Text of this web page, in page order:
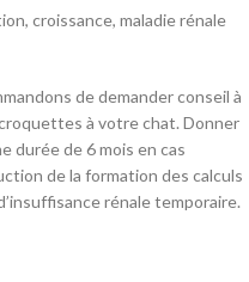
croissance, maladie rénale
de demander conseil à
à votre chat. Donner
durée de 6 mois en cas
de la formation des calculs
rénale temporaire.